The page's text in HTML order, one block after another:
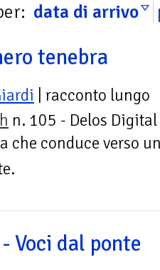
data di arrivo
tenebra
| racconto lungo
n. 105 - Delos Digital
che conduce verso
Voci dal ponte